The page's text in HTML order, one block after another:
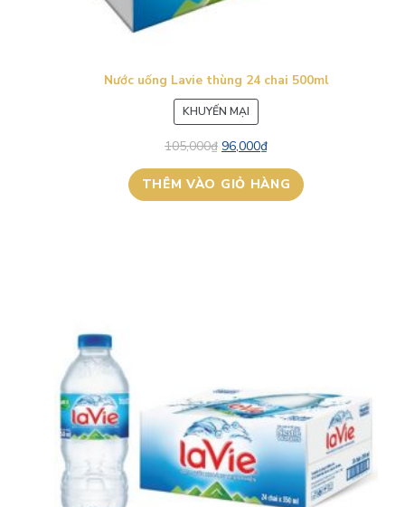
Nước uống Lavie thùng 24 chai 500ml
KHUYẾN MẠI
PHẨM
ĐANG
GIẢM
GIÁ
105,000₫ 96,000₫
THÊM VÀO GIỎ HÀNG